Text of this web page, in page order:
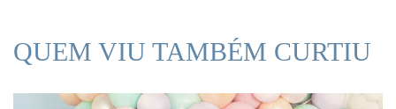
QUEM VIU TAMBÉM CURTIU